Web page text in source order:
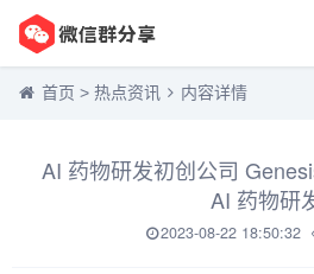
首页 > 热点资讯 内容详情
AI 药物研发初创公司
AI 药物研
2023-08-22 18:50:32